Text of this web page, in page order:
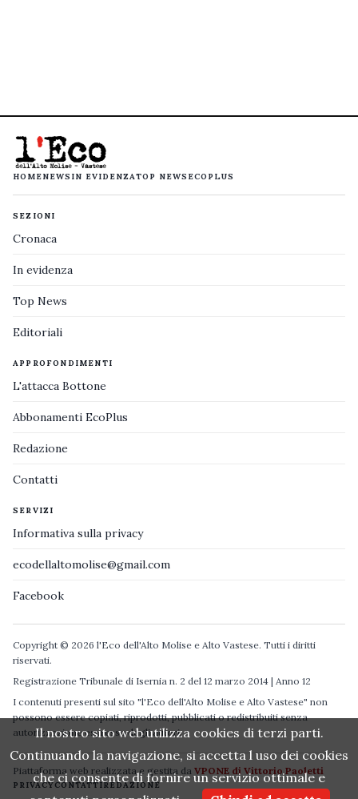
HOMENEWS IN EVIDENZATOP NEWS ECOPLUS
SEZIONI
Cronaca
In evidenza
Top News
Editoriali
APPROFONDIMENTI
L'attacca Bottone
Abbonamenti EcoPlus
Redazione
Contatti
SERVIZI
Informativa sulla privacy
ecodellaltomolise@gmail.com
Facebook
Copyright © 2026 l'Eco dell'Alto Molise e Alto Vastese. Tutti i diritti
riservati.
Registrazione Tribunale di Isernia n. 2 del 12 marzo 2014 | Anno 12
I contenuti presenti sul sito "l'Eco dell'Alto Molise e Alto Vastese" non
possono essere copiati, riprodotti, pubblicati o redistribuiti senza
autorizzazione espressa degli autori.
Piattaforma web realizzata e gestita da VPONE di Vittorio Paoletti
PRIVACYCONTATTIREDAZIONE
Il nostro sito web utilizza cookies di terzi parti.
Continuando la navigazione, si accetta l uso dei cookies
che ci consente di fornire un servizio ottimale e